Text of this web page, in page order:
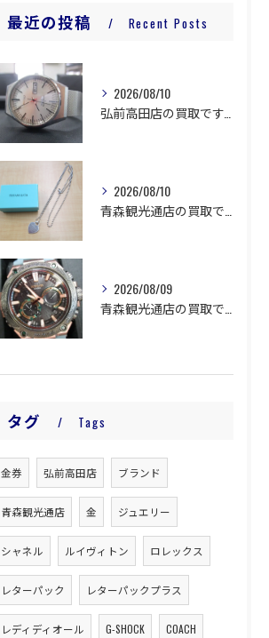
最近の投稿 Recent Posts
2026/08/10
2026/08/10
2026/08/09
タグ Tags
金券 弘前高田店 ブランド
青森観光通店 金 ジュエリー
シャネル ルイヴィトン ロレックス
レターパック レターパックプラス
レディディオール G-SHOCK COACH